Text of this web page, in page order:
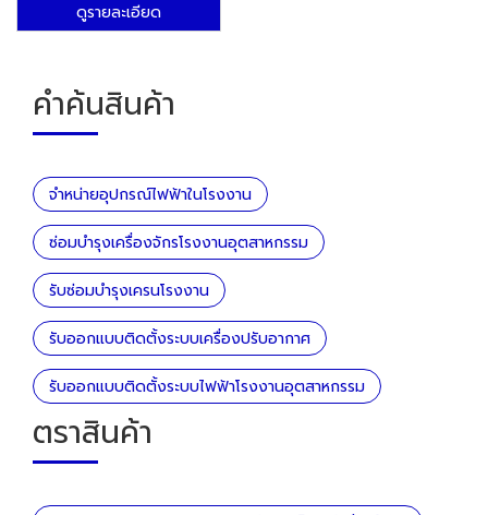
ดูรายละเอียด
คำค้นสินค้า
จำหน่ายอุปกรณ์ไฟฟ้าในโรงงาน
ซ่อมบำรุงเครื่องจักรโรงงานอุตสาหกรรม
รับซ่อมบำรุงเครนโรงงาน
รับออกแบบติดตั้งระบบเครื่องปรับอากาศ
รับออกแบบติดตั้งระบบไฟฟ้าโรงงานอุตสาหกรรม
ตราสินค้า